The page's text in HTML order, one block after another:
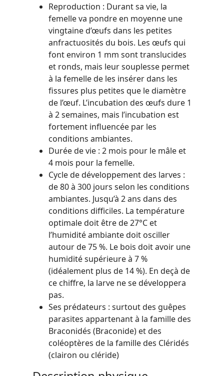
Reproduction : Durant sa vie, la
femelle va pondre en moyenne une
vingtaine d’œufs dans les petites
anfractuosités du bois. Les œufs qui
font environ 1 mm sont translucides
et ronds, mais leur souplesse permet
à la femelle de les insérer dans les
fissures plus petites que le diamètre
de l’œuf. L’incubation des œufs dure 1
à 2 semaines, mais l’incubation est
fortement influencée par les
conditions ambiantes.
Durée de vie : 2 mois pour le mâle et
4 mois pour la femelle.
Cycle de développement des larves :
de 80 à 300 jours selon les conditions
ambiantes. Jusqu’à 2 ans dans des
conditions difficiles. La température
optimale doit être de 27°C et
l’humidité ambiante doit osciller
autour de 75 %. Le bois doit avoir une
humidité supérieure à 7 %
(idéalement plus de 14 %). En deçà de
ce chiffre, la larve ne se développera
pas.
Ses prédateurs : surtout des guêpes
parasites appartenant à la famille des
Braconidés (Braconide) et des
coléoptères de la famille des Cléridés
(clairon ou cléride)